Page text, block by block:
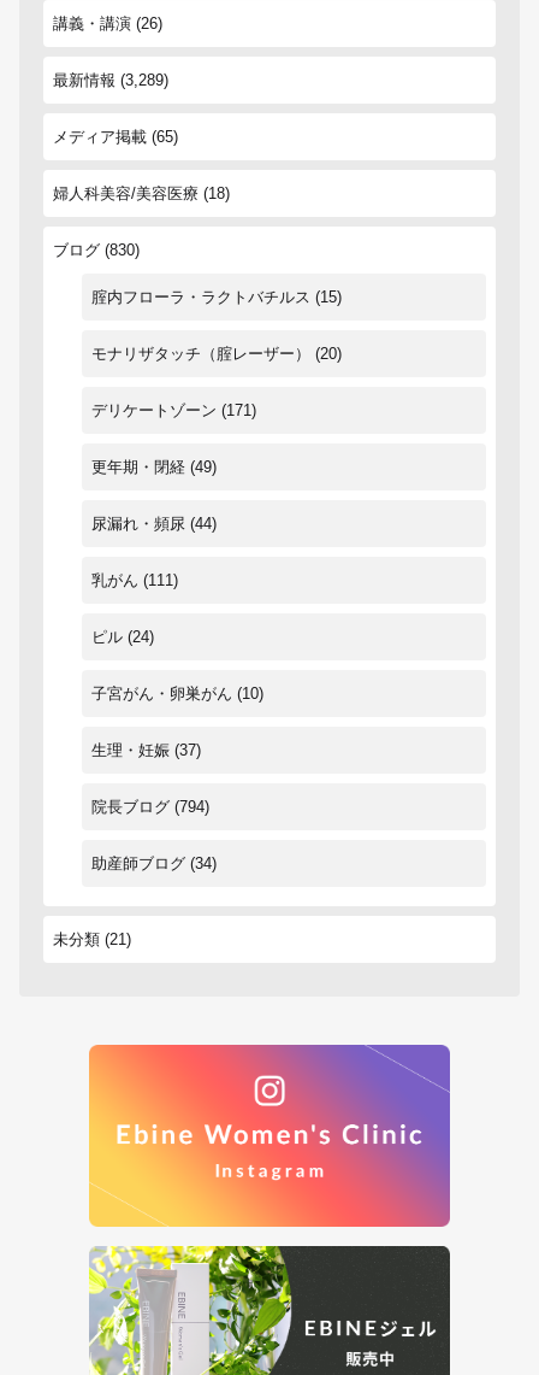
講義・講演 (26)
最新情報 (3,289)
メディア掲載 (65)
婦人科美容/美容医療 (18)
ブログ (830)
腟内フローラ・ラクトバチルス (15)
モナリザタッチ（腟レーザー） (20)
デリケートゾーン (171)
更年期・閉経 (49)
尿漏れ・頻尿 (44)
乳がん (111)
ピル (24)
子宮がん・卵巣がん (10)
生理・妊娠 (37)
院長ブログ (794)
助産師ブログ (34)
未分類 (21)